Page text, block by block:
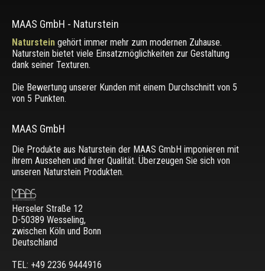
MAAS GmbH - Naturstein
Natursteingehört immer mehr zum modernen Zuhause.
Naturstein bietet viele Einsatzmöglichkeiten zur Gestaltung
dank seiner Texturen.
Die Bewertung unserer Kunden mit einem Durchschnitt von 5
von 5 Punkten.
MAAS GmbH
Die Produkte aus Naturstein der MAAS GmbH imponieren mit
ihrem Aussehen und ihrer Qualität. Überzeugen Sie sich von
unseren Naturstein Produkten.
Herseler Straße 12
D-50389 Wesseling,
zwischen Köln und Bonn
Deutschland
TEL: +49 2236 9444916